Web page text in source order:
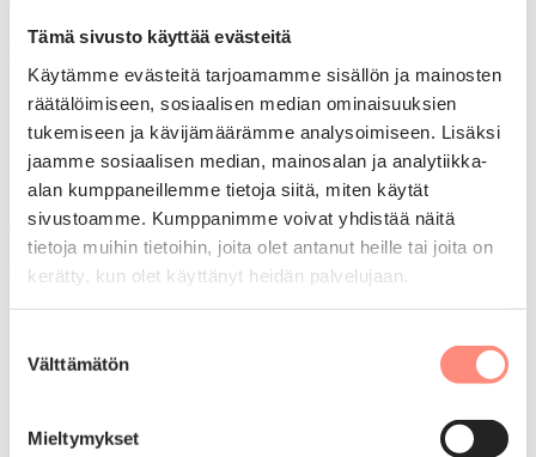
Tämä sivusto käyttää evästeitä
Käytämme evästeitä tarjoamamme sisällön ja mainosten
räätälöimiseen, sosiaalisen median ominaisuuksien
tukemiseen ja kävijämäärämme analysoimiseen. Lisäksi
jaamme sosiaalisen median, mainosalan ja analytiikka-
alan kumppaneillemme tietoja siitä, miten käytät
sivustoamme. Kumppanimme voivat yhdistää näitä
tietoja muihin tietoihin, joita olet antanut heille tai joita on
kerätty, kun olet käyttänyt heidän palvelujaan.
valinta
Välttämätön
Mieltymykset
Huonelisät, varattava etukäteen lomakohteesta
(lomakutsun saavuttua)
Yhden hengen huone: 100 €
Lemmikkihuone: ei lisämaksua, huoneita rajoitetusti
Ystäväloma itse maksaen: 435 €
Lomakohteessa järjestettävät lomateemat
Aikuisten loma sinkuille ilman kumppania
Joululoma lapsiperheille